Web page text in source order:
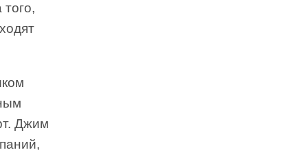
Джим